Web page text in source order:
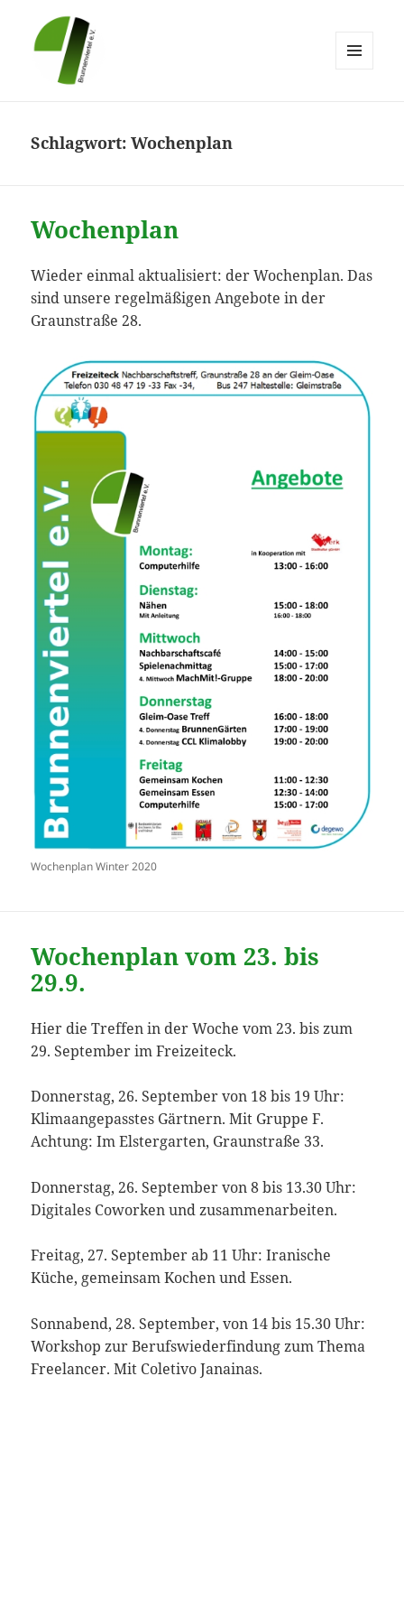
Schlagwort:Wochenplan
Wochenplan
Wieder einmal aktualisiert: der Wochenplan. Das
sind unsere regelmäßigen Angebote in der
Graunstraße 28.
Wochenplan Winter 2020
Wochenplan vom 23. bis
29.9.
Hier die Treffen in der Woche vom 23. bis zum
29. September im Freizeiteck.
Donnerstag, 26. September von 18 bis 19 Uhr:
Klimaangepasstes Gärtnern. Mit Gruppe F.
Achtung: Im Elstergarten, Graunstraße 33.
Donnerstag, 26. September von 8 bis 13.30 Uhr:
Digitales Coworken und zusammenarbeiten.
Freitag, 27. September ab 11 Uhr: Iranische
Küche, gemeinsam Kochen und Essen.
Sonnabend, 28. September, von 14 bis 15.30 Uhr:
Workshop zur Berufswiederfindung zum Thema
Freelancer. Mit Coletivo Janainas.